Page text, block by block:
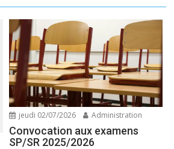
jeudi 02/07/2026 Administration
Convocation aux examens
SP/SR 2025/2026